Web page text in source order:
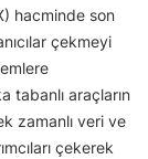
hacminde son
çekmeyi
tabanlı araçların
zamanlı veri ve
çekerek